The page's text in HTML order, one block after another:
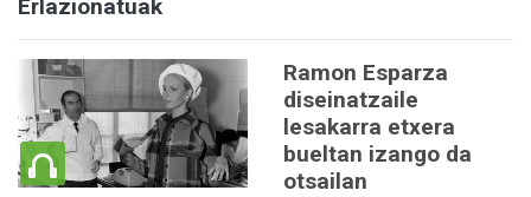
Erlazionatuak
Ramon Esparza
diseinatzaile
lesakarra etxera
bueltan izango da
otsailan